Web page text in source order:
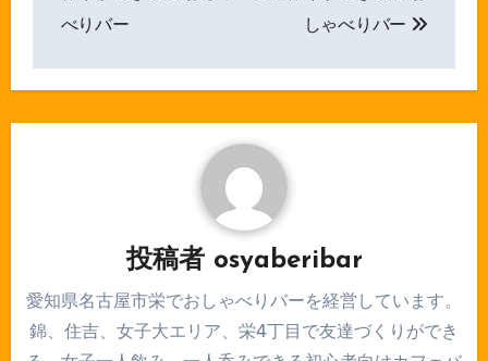
ー
べりバー
しゃべりバー
投稿者 osyaberibar
愛知県名古屋市栄でおしゃべりバーを経営しています。
錦、住吉、女子大エリア、栄4丁目で友達づくりができ